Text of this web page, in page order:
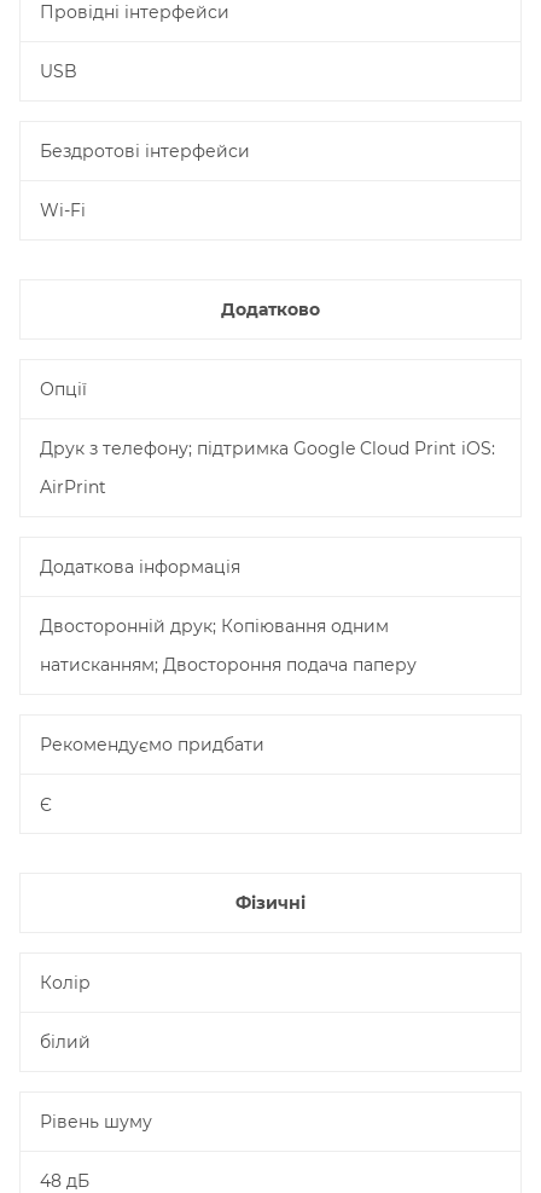
Провідні інтерфейси
USB
Бездротові інтерфейси
Wi-Fi
Додатково
Опції
Друк з телефону; підтримка Google Cloud Print iOS:
AirPrint
Додаткова інформація
Двосторонній друк; Копіювання одним
натисканням; Двостороння подача паперу
Рекомендуємо придбати
Є
Фізичні
Колір
білий
Рівень шуму
48 дБ